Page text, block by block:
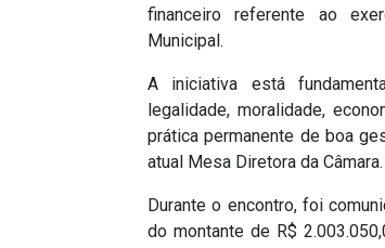
financeiro referente ao
Municipal.
A iniciativa está
legalidade, moralidade,
prática permanente de boa
atual Mesa Diretora da Câmara.
Durante o encontro, foi
do montante de R$